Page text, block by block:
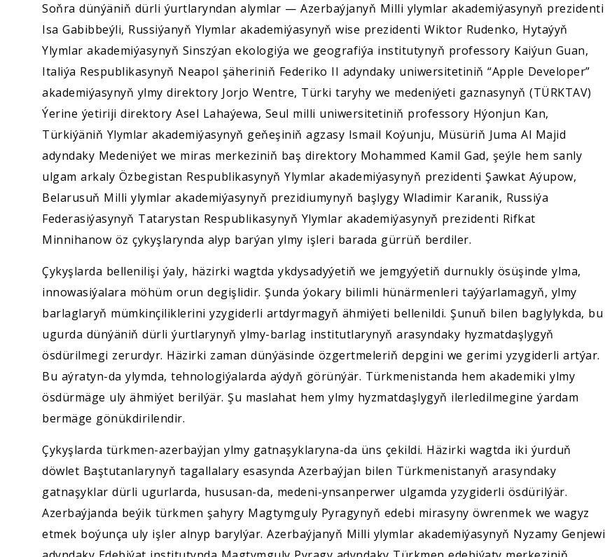
Soňra dünýäniň dürli ýurtlaryndan alymlar — Azerbaýjanyň Milli ylymlar akademiýasynyň prezidenti
Isa Gabibbeýli, Russiýanyň Ylymlar akademiýasynyň wise prezidenti Wiktor Rudenko, Hytaýyň
Ylymlar akademiýasynyň Sinszýan ekologiýa we geografiýa institutynyň professory Kaiýun Guan,
Italiýa Respublikasynyň Neapol şäheriniň Federiko II adyndaky uniwersitetiniň “Apple Developer”
akademiýasynyň ylmy direktory Jorjo Wentre, Türki taryhy we medeniýeti gaznasynyň (TÜRKTAV)
Ýerine ýetiriji direktory Asel Lahaýewa, Seul milli uniwersitetiniň professory Hýonjun Kan,
Türkiýäniň Ylymlar akademiýasynyň geňeşiniň agzasy Ismail Koýunju, Müsüriň Juma Al Majid
adyndaky Medeniýet we miras merkeziniň baş direktory Mohammed Kamil Gad, şeýle hem sanly
ulgam arkaly Özbegistan Respublikasynyň Ylymlar akademiýasynyň prezidenti Şawkat Aýupow,
Belarusuň Milli ylymlar akademiýasynyň prezidiumynyň başlygy Wladimir Karanik, Russiýa
Federasiýasynyň Tatarystan Respublikasynyň Ylymlar akademiýasynyň prezidenti Rifkat
Minnihanow öz çykyşlarynda alyp barýan ylmy işleri barada gürrüň berdiler.
Çykyşlarda bellenilişi ýaly, häzirki wagtda ykdysadyýetiň we jemgyýetiň durnukly ösüşinde ylma,
innowasiýalara möhüm orun degişlidir. Şunda ýokary bilimli hünärmenleri taýýarlamagyň, ylmy
barlaglaryň mümkinçiliklerini yzygiderli artdyrmagyň ähmiýeti bellenildi. Şunuň bilen baglylykda, bu
ugurda dünýäniň dürli ýurtlarynyň ylmy-barlag institutlarynyň arasyndaky hyzmatdaşlygyň
ösdürilmegi zerurdyr. Häzirki zaman dünýäsinde özgertmeleriň depgini we gerimi yzygiderli artýar.
Bu aýratyn-da ylymda, tehnologiýalarda aýdyň görünýär. Türkmenistanda hem akademiki ylmy
ösdürmäge uly ähmiýet berilýär. Şu maslahat hem ylmy hyzmatdaşlygyň ilerledilmegine ýardam
bermäge gönükdirilendir.
Çykyşlarda türkmen-azerbaýjan ylmy gatnaşyklaryna-da üns çekildi. Häzirki wagtda iki ýurduň
döwlet Baştutanlarynyň tagallalary esasynda Azerbaýjan bilen Türkmenistanyň arasyndaky
gatnaşyklar dürli ugurlarda, hususan-da, medeni-ynsanperwer ulgamda yzygiderli ösdürilýär.
Azerbaýjanda beýik türkmen şahyry Magtymguly Pyragynyň edebi mirasyny öwrenmek we wagyz
etmek boýunça uly işler alnyp barylýar. Azerbaýjanyň Milli ylymlar akademiýasynyň Nyzamy Genjewi